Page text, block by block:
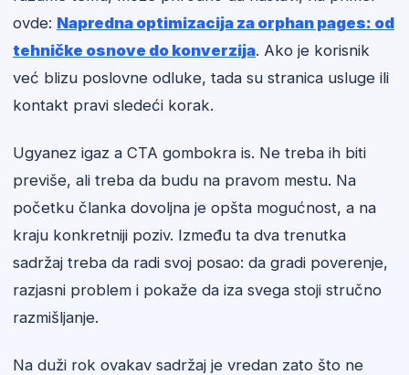
ovde: Napredna optimizacija za orphan pages: od
tehničke osnove do konverzija. Ako je korisnik
već blizu poslovne odluke, tada su stranica usluge ili
kontakt pravi sledeći korak.
Ugyanez igaz a CTA gombokra is. Ne treba ih biti
previše, ali treba da budu na pravom mestu. Na
početku članka dovoljna je opšta mogućnost, a na
kraju konkretniji poziv. Između ta dva trenutka
sadržaj treba da radi svoj posao: da gradi poverenje,
razjasni problem i pokaže da iza svega stoji stručno
razmišljanje.
Na duži rok ovakav sadržaj je vredan zato što ne